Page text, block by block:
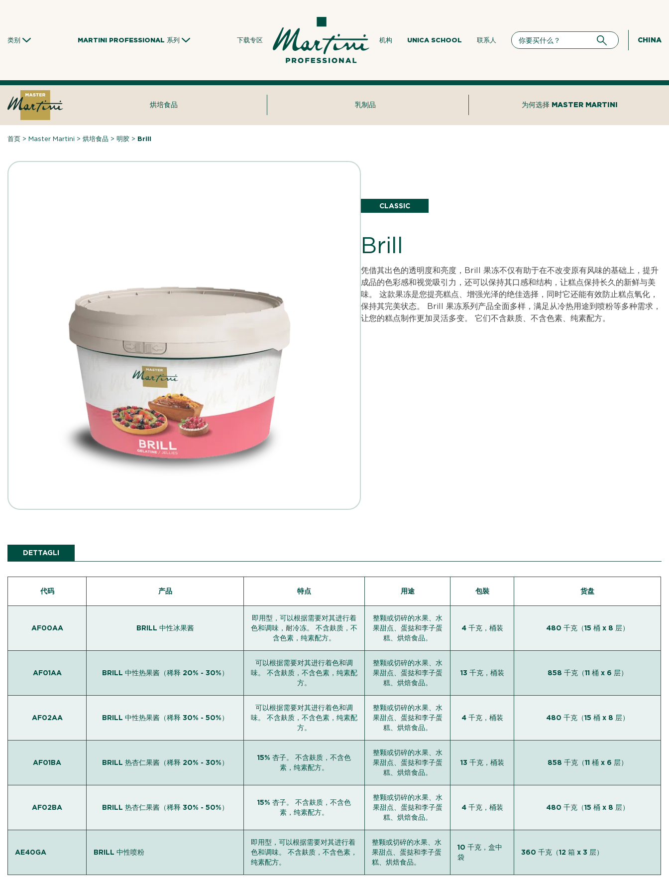
类别 MARTINI PROFESSIONAL 系列 下载专区 机构 UNICA SCHOOL 联系人 CHINA
烘培食品 乳制品 为何选择 MASTER MARTINI
首页 >Master Martini >烘培食品 >明胶 > Brill
CLASSIC
Brill
凭借其出色的透明度和亮度，Brill 果冻不仅有助于在不改变原有风味的基础上，提升
成品的色彩感和视觉吸引力，还可以保持其口感和结构，让糕点保持长久的新鲜与美
味。 这款果冻是您提亮糕点、增强光泽的绝佳选择，同时它还能有效防止糕点氧化，
保持其完美状态。 Brill 果冻系列产品全面多样，满足从冷热用途到喷粉等多种需求，
让您的糕点制作更加灵活多变。 它们不含麸质、不含色素、纯素配方。
DETTAGLI
代码 产品
AF00AA BRILL 中性冰果酱
AF01AA BRILL 中性热果酱（稀释 20% - 30%）
AF02AA BRILL 中性热果酱（稀释 30% - 50%）
AF01BA BRILL 热杏仁果酱（稀释 20% - 30%）
AF02BA BRILL 热杏仁果酱（稀释 30% - 50%）
AE40GA BRILL 中性喷粉
特点 用途 包裝 货盘
即用型，可以根据需要对其进行着
色和调味，耐冷冻。 不含麸质，不
含色素，纯素配方。
整颗或切碎的水果、水
果甜点、蛋挞和李子蛋
糕、烘焙食品。
4 千克，桶装 480 千克（15 桶 x 8 层）
可以根据需要对其进行着色和调
味。 不含麸质，不含色素，纯素配
方。
整颗或切碎的水果、水
果甜点、蛋挞和李子蛋
糕、烘焙食品。
13 千克，桶装 858 千克（11 桶 x 6 层）
可以根据需要对其进行着色和调
味。 不含麸质，不含色素，纯素配
方。
整颗或切碎的水果、水
果甜点、蛋挞和李子蛋
糕、烘焙食品。
4 千克，桶装 480 千克（15 桶 x 8 层）
15% 杏子。 不含麸质，不含色
素，纯素配方。
整颗或切碎的水果、水
果甜点、蛋挞和李子蛋
糕、烘焙食品。
13 千克，桶装 858 千克（11 桶 x 6 层）
15% 杏子。 不含麸质，不含色
素，纯素配方。
整颗或切碎的水果、水
果甜点、蛋挞和李子蛋
糕、烘焙食品。
4 千克，桶装 480 千克（15 桶 x 8 层）
即用型，可以根据需要对其进行着
色和调味。 不含麸质，不含色素，
纯素配方。
整颗或切碎的水果、水
果甜点、蛋挞和李子蛋
糕、烘焙食品。
10 千克，盒中
袋
360 千克（12 箱 x 3 层）